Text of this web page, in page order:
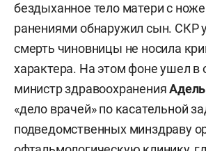
бездыханное тело матери с
ранениями обнаружил сын. СКР
смерть чиновницы не носила
характера. На этом фоне ушел в
министр здравоохранения
«дело врачей» по касательной
подведомственных минздраву